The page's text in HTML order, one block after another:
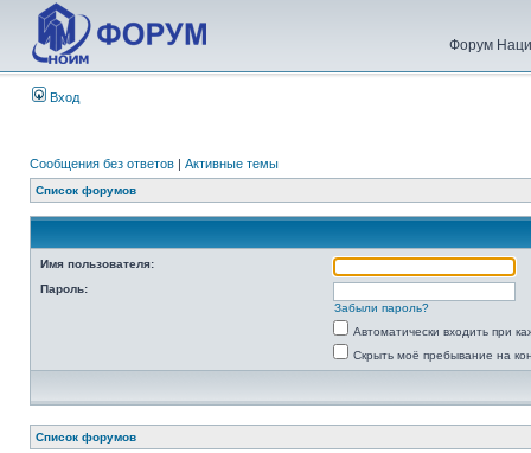
Форум
Вход
Сообщения без ответов | Активные темы
Список форумов
Имя пользователя:
Пароль:
Забыли пароль?
Автоматически входить при
Скрыть моё пребывание на
Список форумов